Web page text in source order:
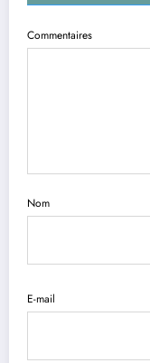
Commentaires
Nom
E-mail